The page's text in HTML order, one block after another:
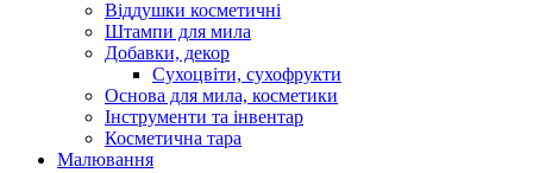
Віддушки косметичні
Штампи для мила
Добавки, декор
Сухоцвіти, сухофрукти
Основа для мила, косметики
Інструменти та інвентар
Косметична тара
Малювання